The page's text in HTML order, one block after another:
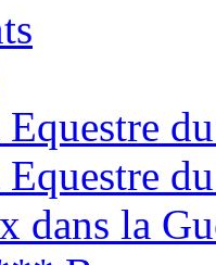
Equestre
Equestre
dans la